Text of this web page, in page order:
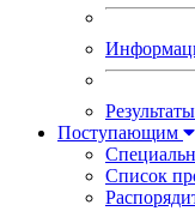
Поступающим
Список